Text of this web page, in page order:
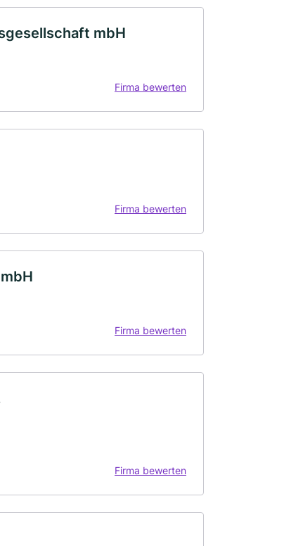
mbH
Firma bewerten
Firma bewerten
Firma bewerten
Firma bewerten